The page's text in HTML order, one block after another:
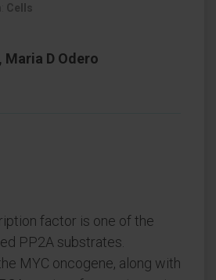
Cells
Maria D Odero
factor is one of the
PP2A substrates.
MYC oncogene, along with